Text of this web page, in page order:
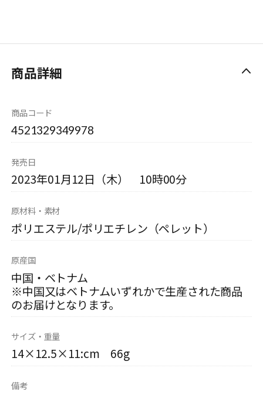
商品詳細
商品コード
4521329349978
発売日
2023年01月12日（木） 10時00分
原材料・素材
ポリエステル/ポリエチレン（ペレット）
原産国
中国・ベトナム
※中国又はベトナムいずれかで生産された商品
のお届けとなります。
サイズ・重量
14×12.5×11:cm 66g
備考